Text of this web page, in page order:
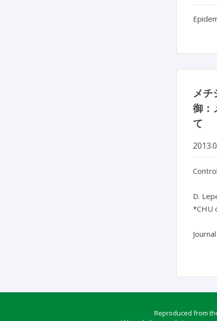
メ
御
て
D.
*CHU
Reproduced from